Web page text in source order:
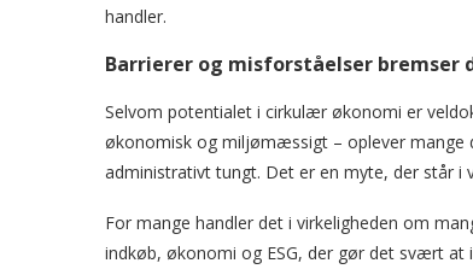
handler.
Barrierer og misforståelser bremser
Selvom potentialet i cirkulær økonomi er
økonomisk og miljømæssigt – oplever mange
administrativt tungt. Det er en myte, der står i
For mange handler det i virkeligheden om
indkøb, økonomi og ESG, der gør det svært